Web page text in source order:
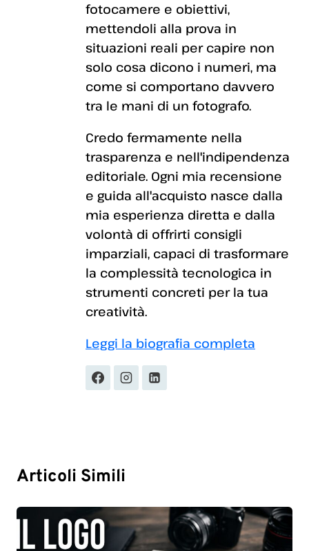
fotocamere e obiettivi,
mettendoli alla prova in
situazioni reali per capire non
solo cosa dicono i numeri, ma
come si comportano davvero
tra le mani di un fotografo.
Credo fermamente nella
trasparenza e nell'indipendenza
editoriale. Ogni mia recensione
e guida all'acquisto nasce dalla
mia esperienza diretta e dalla
volontà di offrirti consigli
imparziali, capaci di trasformare
la complessità tecnologica in
strumenti concreti per la tua
creatività.
Leggi la biografia completa
Articoli Simili